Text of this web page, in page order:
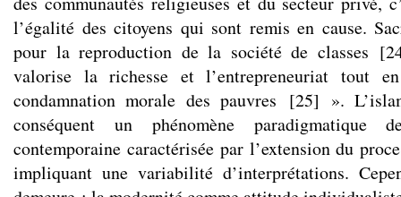
l’égalité des citoyens qui sont remis en cause.
pour la reproduction de la société de classes [
valorise la richesse et l’entrepreneuriat tout
condamnation morale des pauvres [25] ».
conséquent un phénomène paradigmatique
contemporaine caractérisée par l’extension du
impliquant une variabilité d’interprétations.